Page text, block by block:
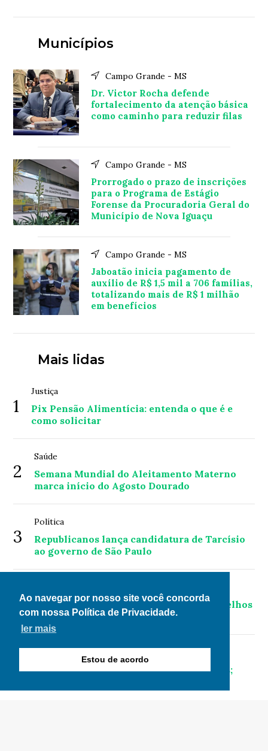
Ao navegar por nosso site você concorda
com nossa Política de Privacidade.
ler mais
Estou de acordo
Municípios
Campo Grande - MS
Dr. Victor Rocha defende
fortalecimento da atenção básica
como caminho para reduzir filas
Campo Grande - MS
Prorrogado o prazo de inscrições
para o Programa de Estágio
Forense da Procuradoria Geral do
Município de Nova Iguaçu
Campo Grande - MS
Jaboatão inicia pagamento de
auxílio de R$ 1,5 mil a 706 famílias,
totalizando mais de R$ 1 milhão
em benefícios
Mais lidas
1
Justiça
Pix Pensão Alimentícia: entenda o que é e
como solicitar
2
Saúde
Semana Mundial do Aleitamento Materno
marca início do Agosto Dourado
3
Política
Republicanos lança candidatura de Tarcísio
ao governo de São Paulo
4
Procon-RJ orienta sobre danos em aparelhos
por falta de luz
5
Mega-Sena acumula para R$ 135 milhões;